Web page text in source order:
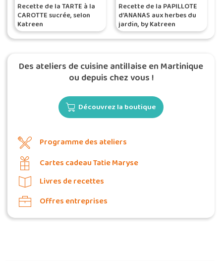
Recette de la TARTE à la
CAROTTE sucrée, selon
Katreen
Recette de la PAPILLOTE
d’ANANAS aux herbes du
jardin, by Katreen
Des ateliers de cuisine antillaise en Martinique
ou depuis chez vous !
Découvrez la boutique
Programme des ateliers
Cartes cadeau Tatie Maryse
Livres de recettes
Offres entreprises